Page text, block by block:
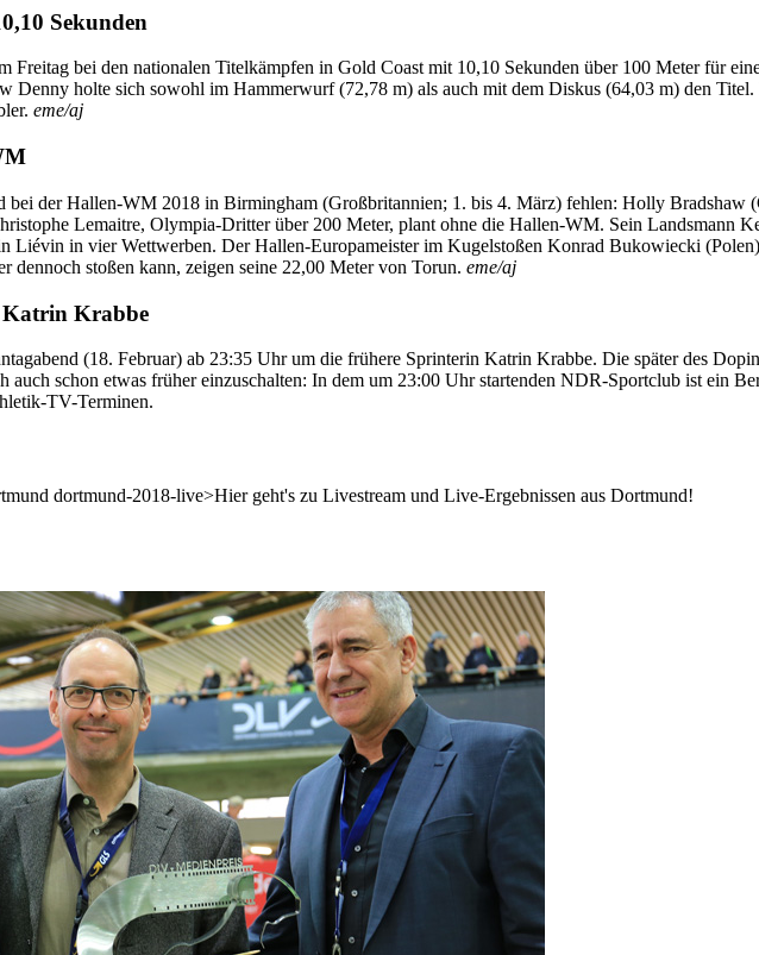
Sekunden
Freitag bei den nationalen Titelkämpfen in Gold Coast mit 10,10 Sekunden über 100 Meter für
Denny holte sich sowohl im Hammerwurf (72,78 m) als auch mit dem Diskus (64,03 m) den
eme/aj
der Hallen-WM 2018 in Birmingham (Großbritannien; 1. bis 4. März) fehlen: Holly Bradshaw
Lemaitre, Olympia-Dritter über 200 Meter, plant ohne die Hallen-WM. Sein Landsmann
Liévin in vier Wettwerben. Der Hallen-Europameister im Kugelstoßen Konrad Bukowiecki
dennoch stoßen kann, zeigen seine 22,00 Meter von Torun. eme/aj
Katrin Krabbe
(18. Februar) ab 23:35 Uhr um die frühere Sprinterin Katrin Krabbe. Die später des
auch schon etwas früher einzuschalten: In dem um 23:00 Uhr startenden NDR-Sportclub ist ein
TV-Terminen.
dortmund-2018-live>Hier geht's zu Livestream und Live-Ergebnissen aus Dortmund!